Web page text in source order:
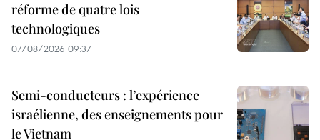
réforme de quatre lois
technologiques
07/08/2026 09:37
Semi-conducteurs : l’expérience
israélienne, des enseignements pour
le Vietnam